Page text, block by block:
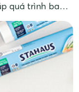
quá trình bao
và dễ dàng